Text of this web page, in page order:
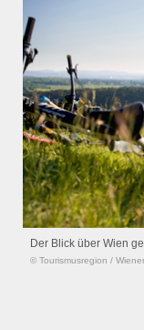
Der Blick über Wien
© Tourismusregion /